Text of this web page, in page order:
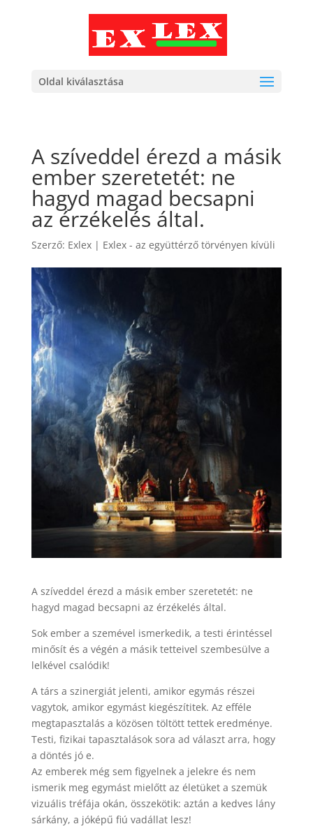
Oldal kiválasztása
A szíveddel érezd a másik
ember szeretetét: ne
hagyd magad becsapni
az érzékelés által.
Szerző: Exlex| Exlex - az együttérző törvényen kívüli
A szíveddel érezd a másik ember szeretetét: ne
hagyd magad becsapni az érzékelés által.
Sok ember a szemével ismerkedik, a testi érintéssel
minősít és a végén a másik tetteivel szembesülve a
lelkével csalódik!
A társ a szinergiát jelenti, amikor egymás részei
vagytok, amikor egymást kiegészítitek. Az efféle
megtapasztalás a közösen töltött tettek eredménye.
Testi, fizikai tapasztalások sora ad választ arra, hogy
a döntés jó e.
Az emberek még sem figyelnek a jelekre és nem
ismerik meg egymást mielőtt az életüket a szemük
vizuális tréfája okán, összekötik: aztán a kedves lány
sárkány, a jóképű fiú vadállat lesz!